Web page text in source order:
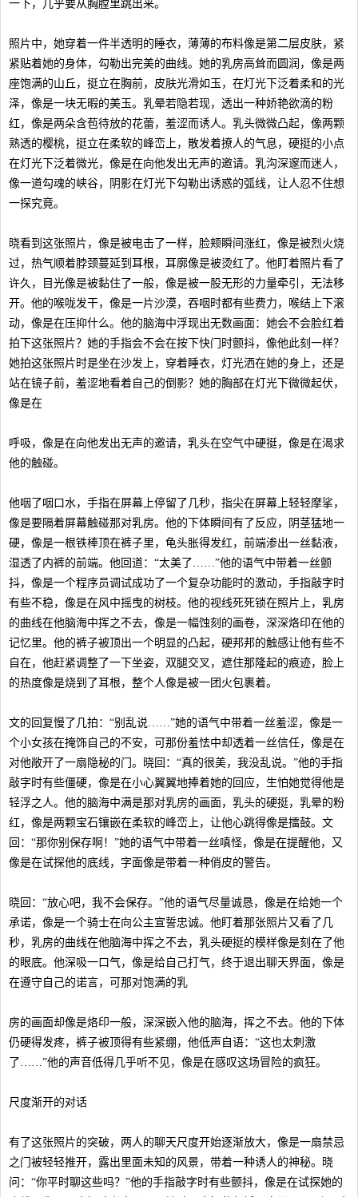
一下，几乎要从胸膛里跳出来。
照片中，她穿着一件半透明的睡衣，薄薄的布料像是第二层皮肤，紧
紧贴着她的身体，勾勒出完美的曲线。她的乳房高耸而圆润，像是两
座饱满的山丘，挺立在胸前，皮肤光滑如玉，在灯光下泛着柔和的光
泽，像是一块无暇的美玉。乳晕若隐若现，透出一种娇艳欲滴的粉
红，像是两朵含苞待放的花蕾，羞涩而诱人。乳头微微凸起，像两颗
熟透的樱桃，挺立在柔软的峰峦上，散发着撩人的气息，硬挺的小点
在灯光下泛着微光，像是在向他发出无声的邀请。乳沟深邃而迷人，
像一道勾魂的峡谷，阴影在灯光下勾勒出诱惑的弧线，让人忍不住想
一探究竟。
晓看到这张照片，像是被电击了一样，脸颊瞬间涨红，像是被烈火烧
过，热气顺着脖颈蔓延到耳根，耳廓像是被烫红了。他盯着照片看了
许久，目光像是被黏住了一般，像是被一股无形的力量牵引，无法移
开。他的喉咙发干，像是一片沙漠，吞咽时都有些费力，喉结上下滚
动，像是在压抑什么。他的脑海中浮现出无数画面：她会不会脸红着
拍下这张照片？她的手指会不会在按下快门时颤抖，像他此刻一样？
她拍这张照片时是坐在沙发上，穿着睡衣，灯光洒在她的身上，还是
站在镜子前，羞涩地看着自己的倒影？她的胸部在灯光下微微起伏，
像是在
呼吸，像是在向他发出无声的邀请，乳头在空气中硬挺，像是在渴求
他的触碰。
他咽了咽口水，手指在屏幕上停留了几秒，指尖在屏幕上轻轻摩挲，
像是要隔着屏幕触碰那对乳房。他的下体瞬间有了反应，阴茎猛地一
硬，像是一根铁棒顶在裤子里，龟头胀得发红，前端渗出一丝黏液，
湿透了内裤的前端。他回道：“太美了……”他的语气中带着一丝颤
抖，像是一个程序员调试成功了一个复杂功能时的激动，手指敲字时
有些不稳，像是在风中摇曳的树枝。他的视线死死锁在照片上，乳房
的曲线在他脑海中挥之不去，像是一幅蚀刻的画卷，深深烙印在他的
记忆里。他的裤子被顶出一个明显的凸起，硬邦邦的触感让他有些不
自在，他赶紧调整了一下坐姿，双腿交叉，遮住那隆起的痕迹，脸上
的热度像是烧到了耳根，整个人像是被一团火包裹着。
文的回复慢了几拍：“别乱说……”她的语气中带着一丝羞涩，像是一
个小女孩在掩饰自己的不安，可那份羞怯中却透着一丝信任，像是在
对他敞开了一扇隐秘的门。晓回：“真的很美，我没乱说。”他的手指
敲字时有些僵硬，像是在小心翼翼地捧着她的回应，生怕她觉得他是
轻浮之人。他的脑海中满是那对乳房的画面，乳头的硬挺，乳晕的粉
红，像是两颗宝石镶嵌在柔软的峰峦上，让他心跳得像是擂鼓。文
回：“那你别保存啊！”她的语气中带着一丝嗔怪，像是在提醒他，又
像是在试探他的底线，字面像是带着一种俏皮的警告。
晓回：“放心吧，我不会保存。”他的语气尽量诚恳，像是在给她一个
承诺，像是一个骑士在向公主宣誓忠诚。他盯着那张照片又看了几
秒，乳房的曲线在他脑海中挥之不去，乳头硬挺的模样像是刻在了他
的眼底。他深吸一口气，像是给自己打气，终于退出聊天界面，像是
在遵守自己的诺言，可那对饱满的乳
房的画面却像是烙印一般，深深嵌入他的脑海，挥之不去。他的下体
仍硬得发疼，裤子被顶得有些紧绷，他低声自语：“这也太刺激
了……”他的声音低得几乎听不见，像是在感叹这场冒险的疯狂。
尺度渐开的对话
有了这张照片的突破，两人的聊天尺度开始逐渐放大，像是一扇禁忌
之门被轻轻推开，露出里面未知的风景，带着一种诱人的神秘。晓
问：“你平时聊这些吗？”他的手指敲字时有些颤抖，像是在试探她的